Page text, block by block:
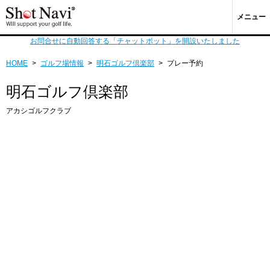
メニュー
お問合せに自動回答する「チャットボット」を開設いたしました
HOME > ゴルフ場情報 > 明石ゴルフ倶楽部 > プレー予約
明石ゴルフ倶楽部
アカシゴルフクラブ